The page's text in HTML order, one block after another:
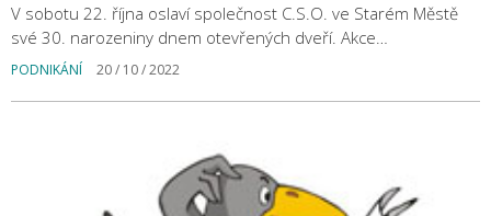
V sobotu 22. října oslaví společnost C.S.O. ve Starém Městě
své 30. narozeniny dnem otevřených dveří. Akce…
PODNIKÁNÍ 20 / 10 / 2022